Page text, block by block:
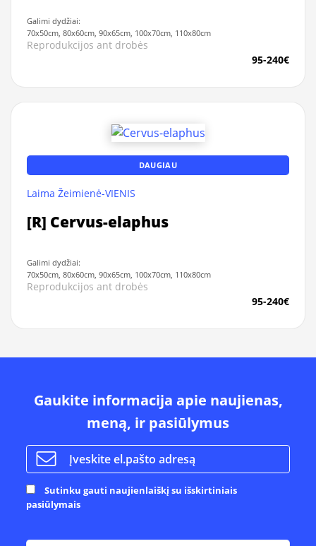
Galimi dydžiai:
70x50cm, 80x60cm, 90x65cm, 100x70cm, 110x80cm
Reprodukcijos ant drobės
95-240€
DAUGIAU
Laima Žeimienė-VIENIS
[R] Cervus-elaphus
Galimi dydžiai:
70x50cm, 80x60cm, 90x65cm, 100x70cm, 110x80cm
Reprodukcijos ant drobės
95-240€
Gaukite informacija apie naujienas,
meną, ir pasiūlymus
Sutinku gauti naujienlaiškį su išskirtiniais
pasiūlymais